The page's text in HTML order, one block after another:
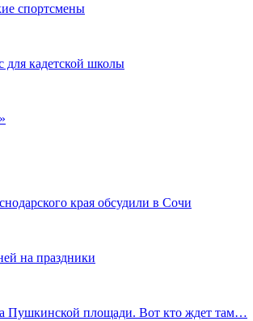
спортсмены
кадетской школы
края обсудили в Сочи
на праздники
Пушкинской площади. Вот кто ждет там…